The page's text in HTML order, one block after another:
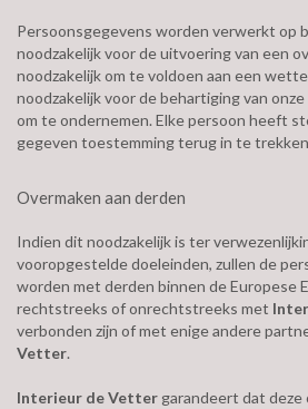
Persoonsgegevens worden verwerkt op
noodzakelijk voor de uitvoering van een
noodzakelijk om te voldoen aan een
noodzakelijk voor de behartiging van
om te ondernemen. Elke persoon heeft
gegeven toestemming terug in te
Overmaken aan derden
Indien dit noodzakelijk is ter
vooropgestelde doeleinden, zullen de
worden met derden binnen de Europese
rechtstreeks of onrechtstreeks met
verbonden zijn of met enige andere
Vetter.
Interieur de Vetter garandeert dat